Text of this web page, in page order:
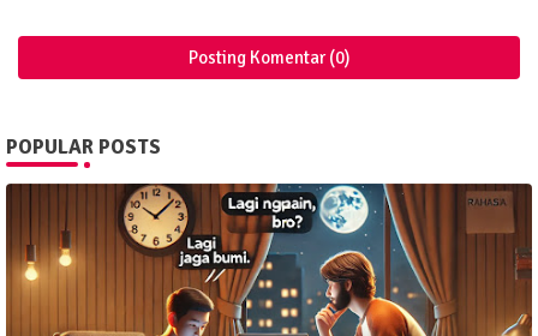
Posting Komentar (0)
POPULAR POSTS